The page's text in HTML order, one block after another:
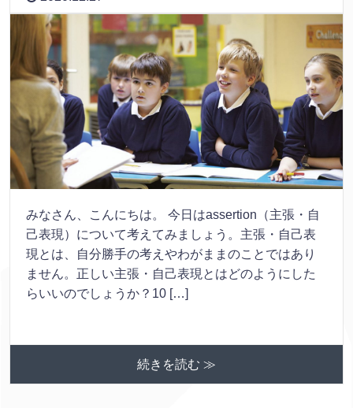
みなさん、こんにちは。 今日はassertion（主張・自
己表現）について考えてみましょう。主張・自己表
現とは、自分勝手の考えやわがままのことではあり
ません。正しい主張・自己表現とはどのようにした
らいいのでしょうか？10 […]
続きを読む ≫